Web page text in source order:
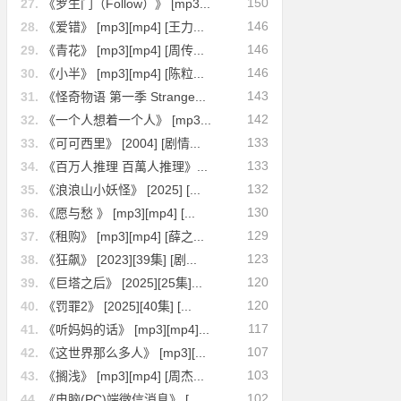
27.
《罗生门（Follow）》 [mp3...
146
28.
《爱错》 [mp3][mp4] [王力...
146
29.
《青花》 [mp3][mp4] [周传...
146
30.
《小半》 [mp3][mp4] [陈粒...
143
31.
《怪奇物语 第一季 Strange...
142
32.
《一个人想着一个人》 [mp3...
133
33.
《可可西里》 [2004] [剧情...
133
34.
《百万人推理 百萬人推理》...
132
35.
《浪浪山小妖怪》 [2025] [...
130
36.
《愿与愁 》 [mp3][mp4] [...
129
37.
《租购》 [mp3][mp4] [薛之...
123
38.
《狂飙》 [2023][39集] [剧...
120
39.
《巨塔之后》 [2025][25集]...
120
40.
《罚罪2》 [2025][40集] [...
117
41.
《听妈妈的话》 [mp3][mp4]...
107
42.
《这世界那么多人》 [mp3][...
103
43.
《搁浅》 [mp3][mp4] [周杰...